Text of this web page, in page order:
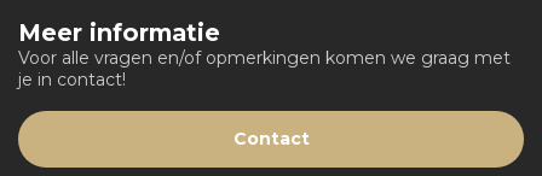
Meer informatie
Voor alle vragen en/of opmerkingen komen we graag met
je in contact!
Contact